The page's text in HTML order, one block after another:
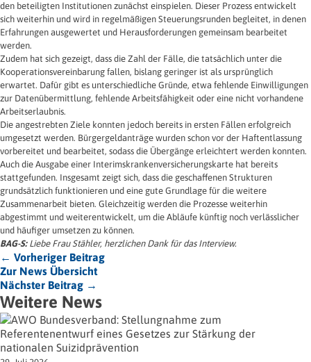
den beteiligten Institutionen zunächst einspielen. Dieser Prozess entwickelt
sich weiterhin und wird in regelmäßigen Steuerungsrunden begleitet, in denen
Erfahrungen ausgewertet und Herausforderungen gemeinsam bearbeitet
werden.
Zudem hat sich gezeigt, dass die Zahl der Fälle, die tatsächlich unter die
Kooperationsvereinbarung fallen, bislang geringer ist als ursprünglich
erwartet. Dafür gibt es unterschiedliche Gründe, etwa fehlende Einwilligungen
zur Datenübermittlung, fehlende Arbeitsfähigkeit oder eine nicht vorhandene
Arbeitserlaubnis.
Die angestrebten Ziele konnten jedoch bereits in ersten Fällen erfolgreich
umgesetzt werden. Bürgergeldanträge wurden schon vor der Haftentlassung
vorbereitet und bearbeitet, sodass die Übergänge erleichtert werden konnten.
Auch die Ausgabe einer Interimskrankenversicherungskarte hat bereits
stattgefunden. Insgesamt zeigt sich, dass die geschaffenen Strukturen
grundsätzlich funktionieren und eine gute Grundlage für die weitere
Zusammenarbeit bieten. Gleichzeitig werden die Prozesse weiterhin
abgestimmt und weiterentwickelt, um die Abläufe künftig noch verlässlicher
und häufiger umsetzen zu können.
BAG-S:Liebe Frau Stähler, herzlichen Dank für das Interview.
← Vorheriger Beitrag
Zur News Übersicht
Nächster Beitrag →
Weitere News